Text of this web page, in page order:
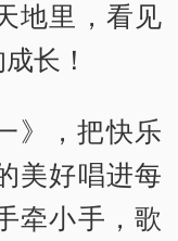
地里，看见
长！
》，把快乐
美好唱进每
牵小手，歌